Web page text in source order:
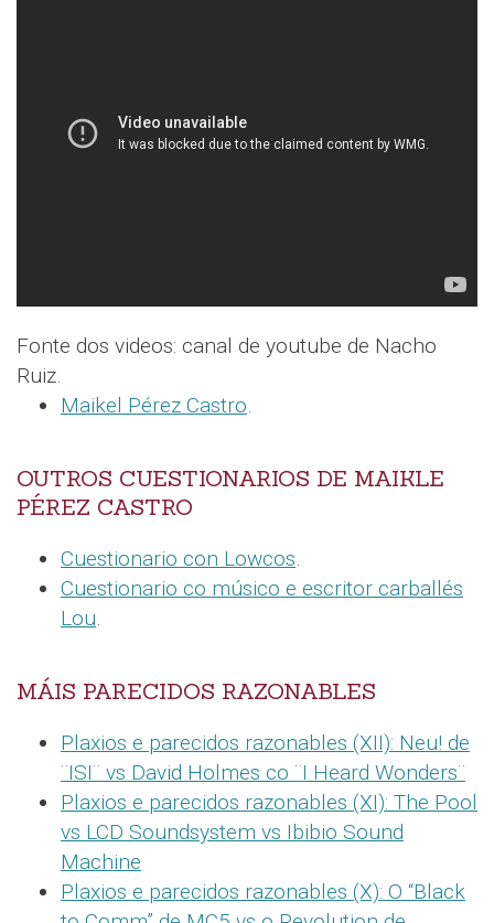
Fonte dos videos: canal de youtube de Nacho
Ruiz.
Maikel Pérez Castro.
OUTROS CUESTIONARIOS DE MAIKLE
PÉREZ CASTRO
Cuestionario con Lowcos.
Cuestionario co músico e escritor carballés
Lou.
MÁIS PARECIDOS RAZONABLES
Plaxios e parecidos razonables (XII): Neu! de
¨ISI¨ vs David Holmes co ¨I Heard Wonders¨
Plaxios e parecidos razonables (XI): The Pool
vs LCD Soundsystem vs Ibibio Sound
Machine
Plaxios e parecidos razonables (X): O “Black